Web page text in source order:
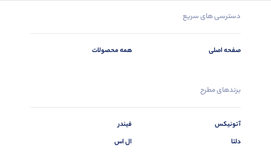
دسترسی های سریع
صفحه اصلی همه محصولات
برندهای مطرح
آتونیکس
دلتا
فیندر
ال اس